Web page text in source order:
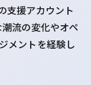
支援アカウント
流の変化やオペ
メントを経験し